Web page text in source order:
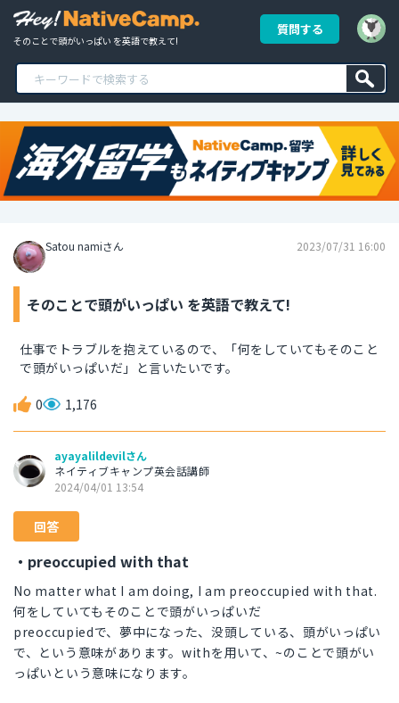
そのことで頭がいっぱい を英語で教えて!
質問する
Satou namiさん 2023/07/31 16:00
そのことで頭がいっぱい を英語で教えて!
仕事でトラブルを抱えているので、「何をしていてもそのこと
で頭がいっぱいだ」と言いたいです。
0 1,176
ayayalildevilさん
ネイティブキャンプ英会話講師
2024/04/01 13:54
回答
・preoccupied with that
No matter what I am doing, I am preoccupied with that.
何をしていてもそのことで頭がいっぱいだ
preoccupiedで、夢中になった、没頭している、頭がいっぱい
で、という意味があります。withを用いて、~のことで頭がい
っぱいという意味になります。